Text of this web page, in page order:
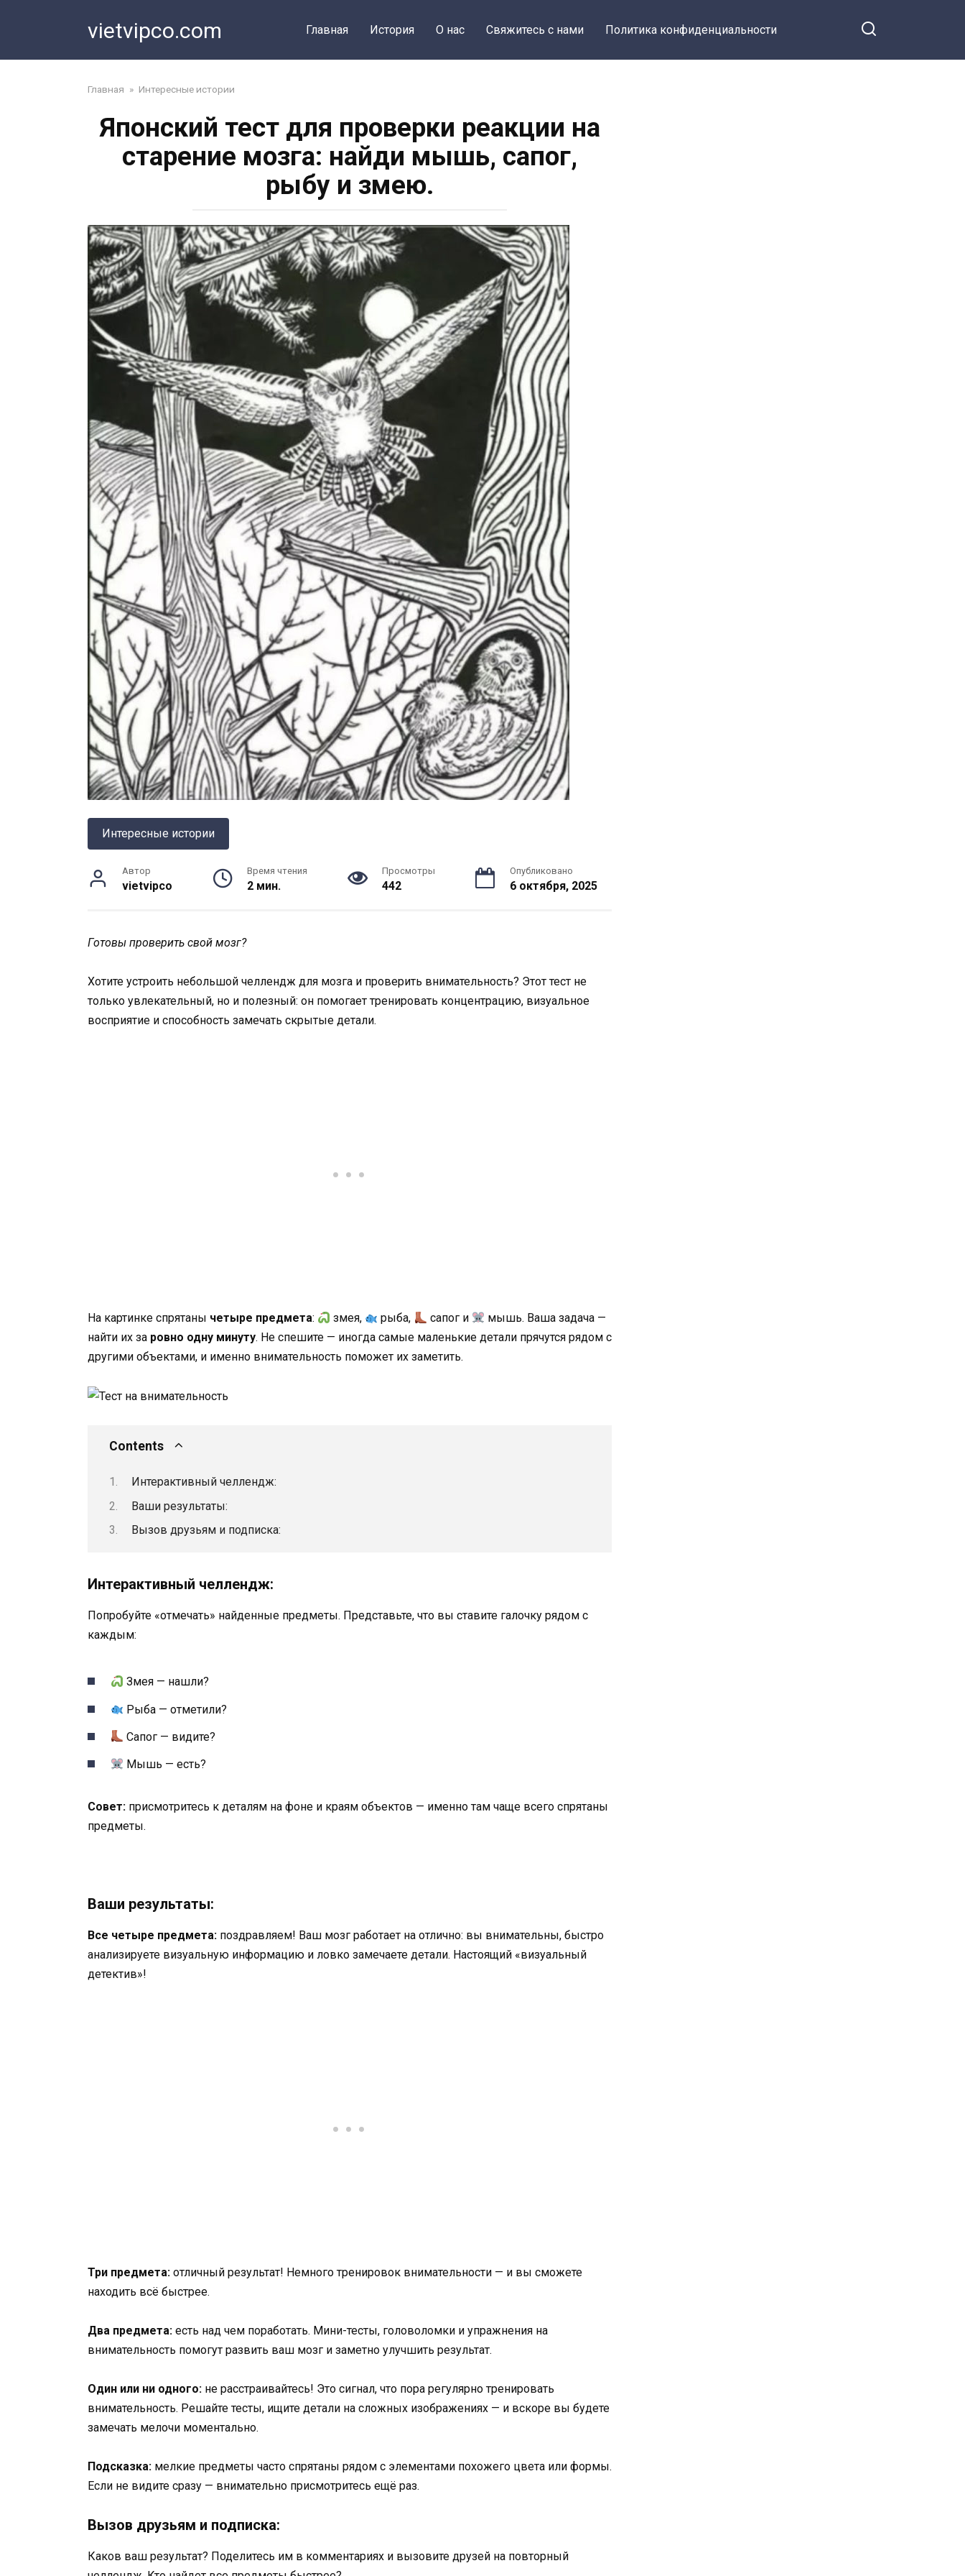
vietvipco.com Главная История О нас Свяжитесь с нами Политика конфиденциальности
Главная » Интересные истории
Японский тест для проверки реакции на
старение мозга: найди мышь, сапог,
рыбу и змею.
Интересные истории
Автор
vietvipco
Время чтения
2 мин.
Просмотры
442
Опубликовано
6 октября, 2025
Готовы проверить свой мозг?
Хотите устроить небольшой челлендж для мозга и проверить внимательность? Этот тест не
только увлекательный, но и полезный: он помогает тренировать концентрацию, визуальное
восприятие и способность замечать скрытые детали.
На картинке спрятаны четыре предмета: змея, рыба, сапог и
мышь. Ваша задача —
найти их за ровно одну минуту. Не спешите — иногда самые маленькие детали прячутся рядом с
другими объектами, и именно внимательность поможет их заметить.
Contents
Интерактивный челлендж:
Ваши результаты:
Вызов друзьям и подписка:
Интерактивный челлендж:
Попробуйте «отмечать» найденные предметы. Представьте, что вы ставите галочку рядом с
каждым:
Змея — нашли?
Рыба — отметили?
Сапог — видите?
Мышь — есть?
Совет: присмотритесь к деталям на фоне и краям объектов — именно там чаще всего спрятаны
предметы.
Ваши результаты:
Все четыре предмета: поздравляем! Ваш мозг работает на отлично: вы внимательны, быстро
анализируете визуальную информацию и ловко замечаете детали. Настоящий «визуальный
детектив»!
Три предмета: отличный результат! Немного тренировок внимательности — и вы сможете
находить всё быстрее.
Два предмета: есть над чем поработать. Мини-тесты, головоломки и упражнения на
внимательность помогут развить ваш мозг и заметно улучшить результат.
Один или ни одного: не расстраивайтесь! Это сигнал, что пора регулярно тренировать
внимательность. Решайте тесты, ищите детали на сложных изображениях — и вскоре вы будете
замечать мелочи моментально.
Подсказка: мелкие предметы часто спрятаны рядом с элементами похожего цвета или формы.
Если не видите сразу — внимательно присмотритесь ещё раз.
Вызов друзьям и подписка:
Каков ваш результат? Поделитесь им в комментариях и вызовите друзей на повторный